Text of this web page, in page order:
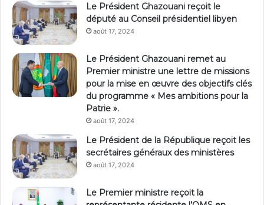
Le Président Ghazouani reçoit le
député au Conseil présidentiel libyen
août 17, 2024
Le Président Ghazouani remet au
Premier ministre une lettre de missions
pour la mise en œuvre des objectifs clés
du programme « Mes ambitions pour la
Patrie ».
août 17, 2024
Le Président de la République reçoit les
secrétaires généraux des ministères
août 17, 2024
Le Premier ministre reçoit la